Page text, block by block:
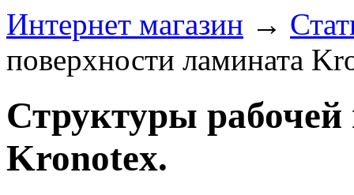
Интернет магазин →
поверхности ламината
Структуры рабочей
Kronotex.